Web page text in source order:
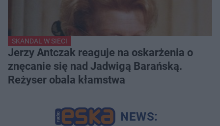
SKANDAL W SIECI
Jerzy Antczak reaguje na oskarżenia o
znęcanie się nad Jadwigą Barańską.
Reżyser obala kłamstwa